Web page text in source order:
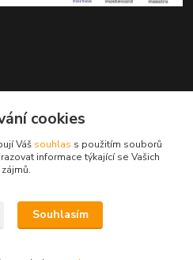
cookies
Váš souhlas s použitím souborů
informace týkající se Vašich
zájmů.
Souhlasím